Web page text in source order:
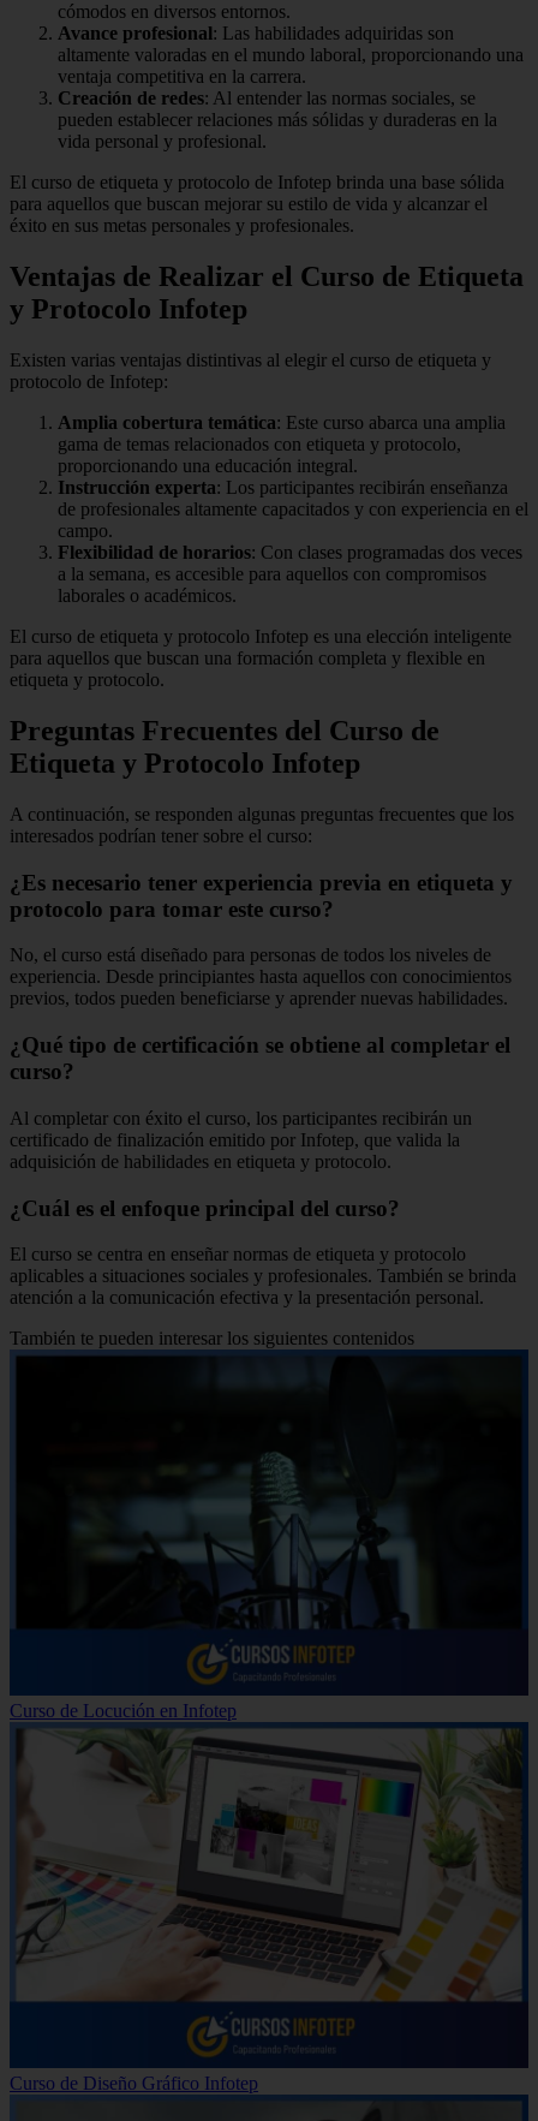
cómodos en diversos entornos.
Avance profesional: Las habilidades adquiridas son
altamente valoradas en el mundo laboral, proporcionando una
ventaja competitiva en la carrera.
Creación de redes: Al entender las normas sociales, se
pueden establecer relaciones más sólidas y duraderas en la
vida personal y profesional.
El curso de etiqueta y protocolo de Infotep brinda una base sólida
para aquellos que buscan mejorar su estilo de vida y alcanzar el
éxito en sus metas personales y profesionales.
Ventajas de Realizar el Curso de Etiqueta
y Protocolo Infotep
Existen varias ventajas distintivas al elegir el curso de etiqueta y
protocolo de Infotep:
Amplia cobertura temática: Este curso abarca una amplia
gama de temas relacionados con etiqueta y protocolo,
proporcionando una educación integral.
Instrucción experta: Los participantes recibirán enseñanza
de profesionales altamente capacitados y con experiencia en el
campo.
Flexibilidad de horarios: Con clases programadas dos veces
a la semana, es accesible para aquellos con compromisos
laborales o académicos.
El curso de etiqueta y protocolo Infotep es una elección inteligente
para aquellos que buscan una formación completa y flexible en
etiqueta y protocolo.
Preguntas Frecuentes del Curso de
Etiqueta y Protocolo Infotep
A continuación, se responden algunas preguntas frecuentes que los
interesados podrían tener sobre el curso:
¿Es necesario tener experiencia previa en etiqueta y
protocolo para tomar este curso?
No, el curso está diseñado para personas de todos los niveles de
experiencia. Desde principiantes hasta aquellos con conocimientos
previos, todos pueden beneficiarse y aprender nuevas habilidades.
¿Qué tipo de certificación se obtiene al completar el
curso?
Al completar con éxito el curso, los participantes recibirán un
certificado de finalización emitido por Infotep, que valida la
adquisición de habilidades en etiqueta y protocolo.
¿Cuál es el enfoque principal del curso?
El curso se centra en enseñar normas de etiqueta y protocolo
aplicables a situaciones sociales y profesionales. También se brinda
atención a la comunicación efectiva y la presentación personal.
También te pueden interesar los siguientes contenidos
Curso de Locución en Infotep
Curso de Diseño Gráfico Infotep